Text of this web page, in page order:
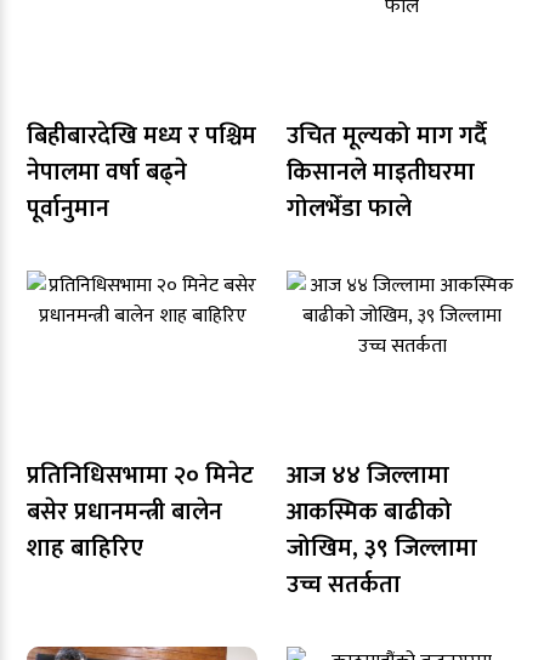
बिहीबारदेखि मध्य र पश्चिम
नेपालमा वर्षा बढ्ने
पूर्वानुमान
उचित मूल्यको माग गर्दै
किसानले माइतीघरमा
गोलभेँडा फाले
प्रतिनिधिसभामा २० मिनेट
बसेर प्रधानमन्त्री बालेन
शाह बाहिरिए
आज ४४ जिल्लामा
आकस्मिक बाढीको
जोखिम, ३९ जिल्लामा
उच्च सतर्कता